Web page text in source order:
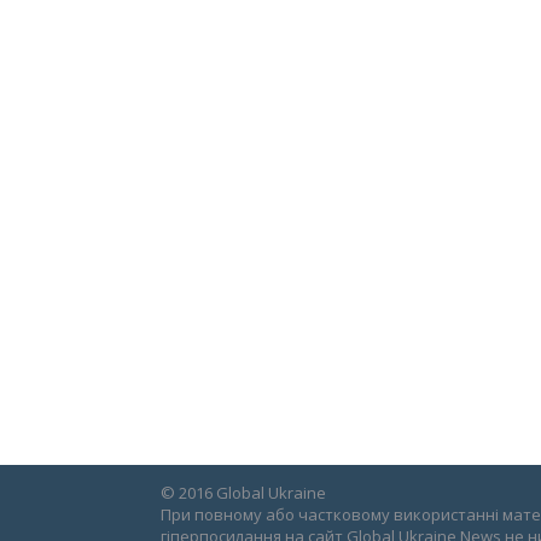
© 2016 Global Ukraine
При повному або частковому використанні
гіперпосилання на сайт Global Ukraine News не